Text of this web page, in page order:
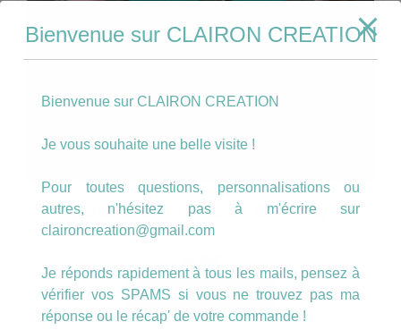
Boucles en feuilles de CUIR (60)
AJOUTER AU PANIER
Bienvenue sur CLAIRON CREATION
Bienvenue sur CLAIRON CREATION
Je vous souhaite une belle visite !
Pour toutes questions, personnalisations ou
autres, n'hésitez pas à m'écrire sur
claironcreation@gmail.com
Je réponds rapidement à tous les mails, pensez à
vérifier vos SPAMS si vous ne trouvez pas ma
réponse ou le récap' de votre commande !